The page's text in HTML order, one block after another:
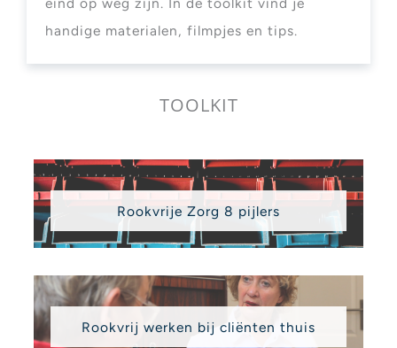
eind op weg zijn. In de toolkit vind je
handige materialen, filmpjes en tips.
TOOLKIT
Rookvrije Zorg 8 pijlers
Rookvrij werken bij cliënten thuis